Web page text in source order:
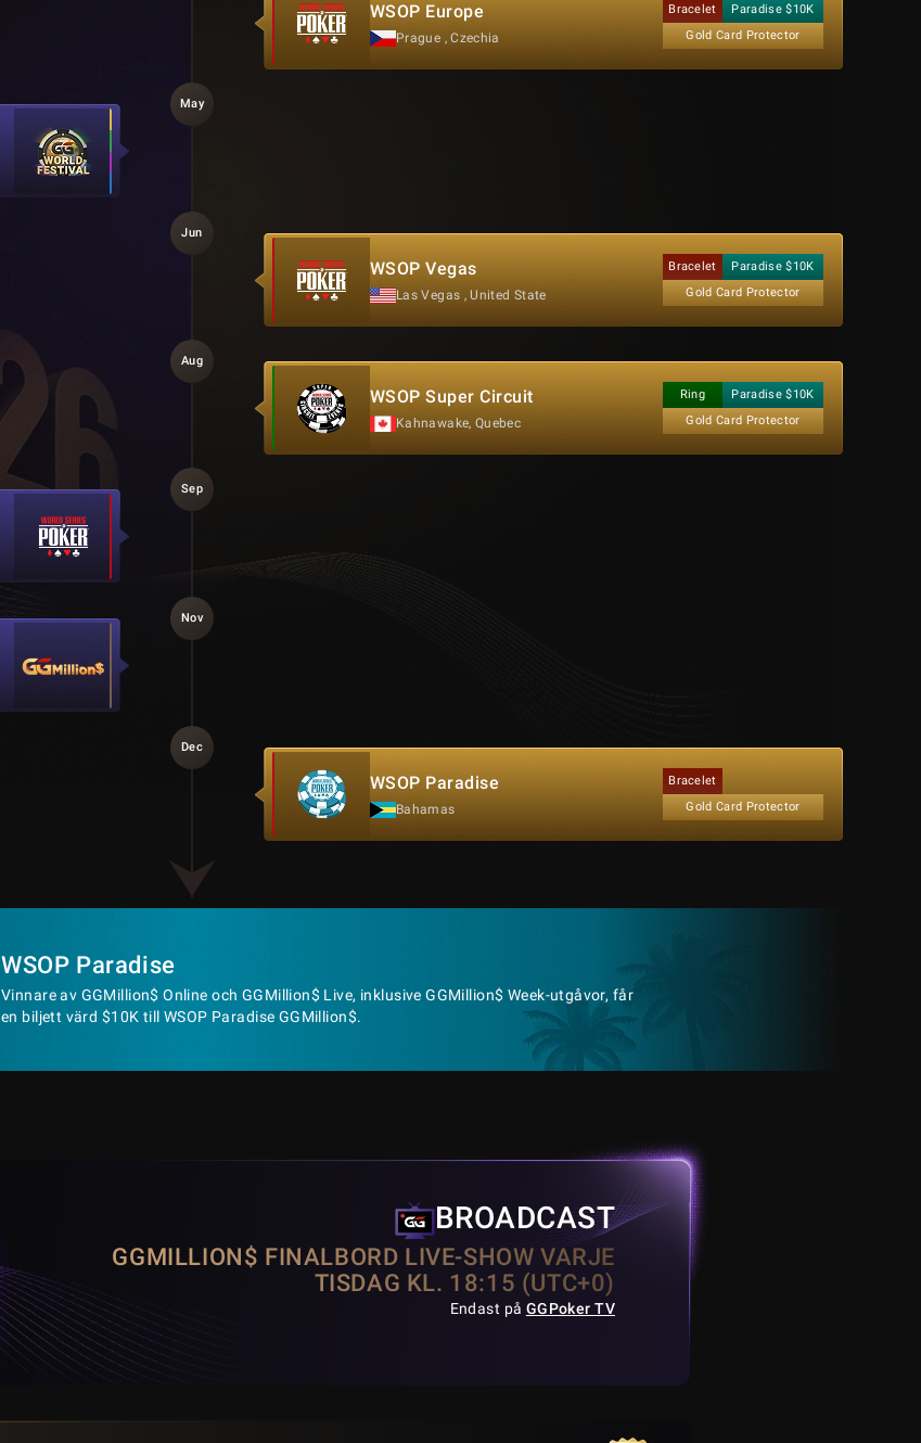
WSOP Europe
Prague , Czechia
Bracelet
Paradise $10K
Gold Card Protector
May
Jun
WSOP Vegas
Las Vegas , United State
Bracelet
Paradise $10K
Gold Card Protector
Aug
WSOP Super Circuit
Kahnawake, Quebec
Ring
Paradise $10K
Gold Card Protector
Sep
Nov
Dec
WSOP Paradise
Bahamas
Bracelet
Gold Card Protector
WSOP Paradise
Vinnare av GGMillion$ Online och GGMillion$ Live, inklusive GGMillion$ Week-utgåvor, får
en biljett värd $10K till WSOP Paradise GGMillion$.
BROADCAST
GGMILLION$ FINALBORD LIVE-SHOW VARJE
TISDAG KL. 18:15 (UTC+0)
Endast på GGPoker TV